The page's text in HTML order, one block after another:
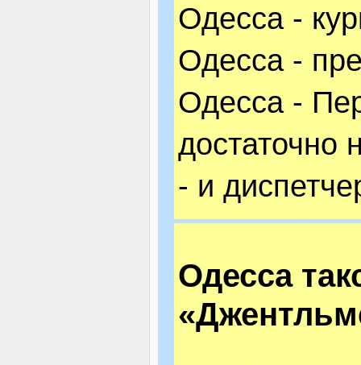
Одесса -
Одесса -
Одесса -
достаточно
- и
Одесса